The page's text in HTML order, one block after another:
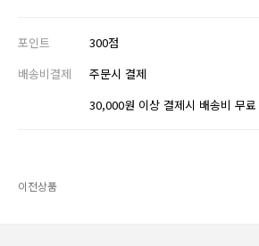
포인트
300점
배송비결제
주문시 결제
30,000원 이상 결제시 배송비 무료
이전상품